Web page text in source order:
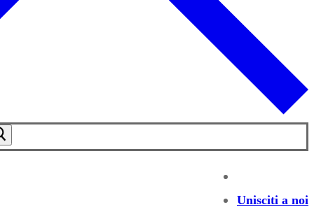
Unisciti a noi